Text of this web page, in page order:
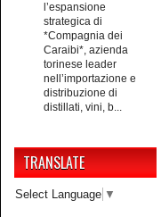
l’espansione
strategica di
*Compagnia dei
Caraibi*, azienda
torinese leader
nell’importazione e
distribuzione di
distillati, vini, b...
TRANSLATE
Select Language ▼